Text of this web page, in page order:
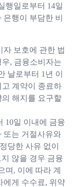
행일로부터 14일
행이 부담한 비
보호에 관한 법
, 금융소비자는
날로부터 1년 이
계약이 종료하
해지를 요구할
10일 이내에 금융
또는 거절사유와
당한 사유 없이
않을 경우 금융
며, 이에 따라 계
에게 수수료, 위약